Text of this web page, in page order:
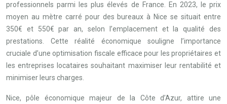
professionnels parmi les plus élevés de France. En 2023, le prix
moyen au mètre carré pour des bureaux à Nice se situait entre
350€ et 550€ par an, selon l’emplacement et la qualité des
prestations. Cette réalité économique souligne l’importance
cruciale d’une optimisation fiscale efficace pour les propriétaires et
les entreprises locataires souhaitant maximiser leur rentabilité et
minimiser leurs charges.
Nice, pôle économique majeur de la Côte d’Azur, attire une